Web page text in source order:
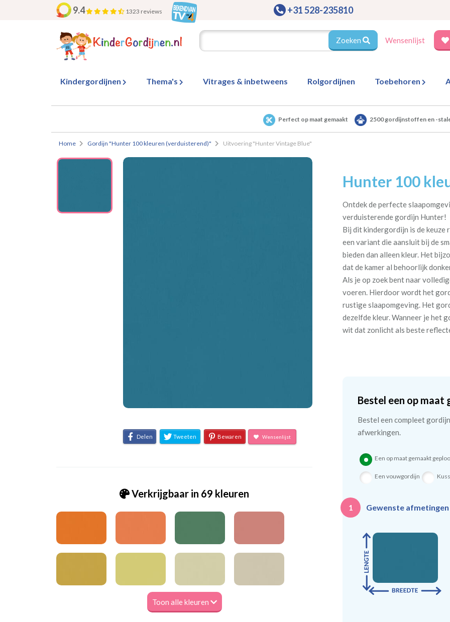
9.4 1323 reviews +31 528-235810
Zoeken Wensenlijst
Kindergordijnen Thema's Vitrages & inbetweens Rolgordijnen Toebehoren
Perfect op maat gemaakt 2500 gordijnstoffen en -
Home Gordijn "Hunter 100 kleuren (verduisterend)" Uitvoering "Hunter Vintage Blue"
Delen Tweeten Bewaren Wensenlijst
Verkrijgbaar in 69 kleuren
Toon alle kleuren
Hunter 100
Ontdek de perfecte
verduisterende gordijn Hunter!
Bij dit kindergordijn is de keuze
een variant die aansluit bij de
bieden dan alleen kleur. Het
dat de kamer al behoorlijk
Als je op zoek bent naar
voeren. Hierdoor wordt het
rustige slaapomgeving. Het
dezelfde kleur. Wanneer je het
wit dat zonlicht als beste
Bestel een op
Bestel een compleet
afwerkingen.
Een op maat gemaakt
Een vouwgordijn
1 Gewenste afmetingen